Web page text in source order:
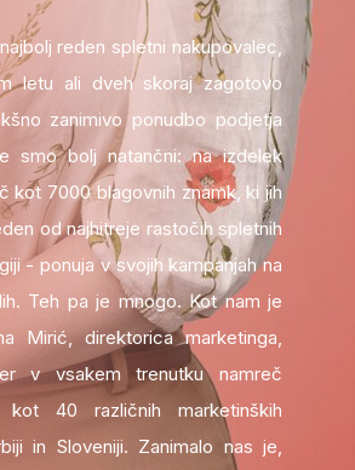
reden spletni nakupovalec,
letu ali dveh skoraj zagotovo
zanimivo ponudbo podjetja
smo bolj natančni: na izdelek
kot 7000 blagovnih znamk, ki jih
od najhitreje rastočih spletnih
- ponuja v svojih kampanjah na
Teh pa je mnogo. Kot nam je
Mirić, direktorica marketinga,
v vsakem trenutku namreč
40 različnih marketinških
in Sloveniji. Zanimalo nas je,